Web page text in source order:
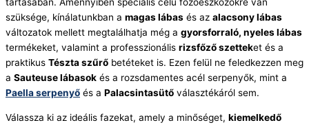
tartásában. Amennyiben speciális célú főzőeszközökre van
szüksége, kínálatunkban a magas lábas és az alacsony lábas
változatok mellett megtalálhatja még a gyorsforraló, nyeles lábas
termékeket, valamint a professzionális rizsfőző szetteket és a
praktikus Tészta szűrő betéteket is. Ezen felül ne feledkezzen meg
a Sauteuse lábasok és a rozsdamentes acél serpenyők, mint a
Paella serpenyő és a Palacsintasütő választékáról sem.
Válassza ki az ideális fazekat, amely a minőséget, kiemelkedő